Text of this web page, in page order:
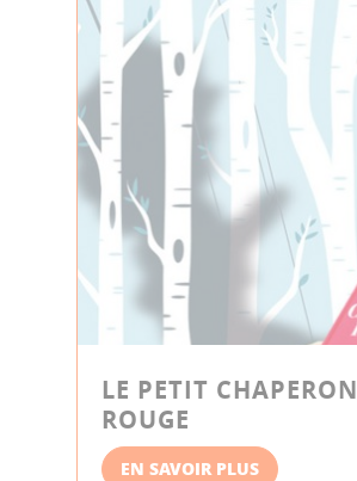
LE PETIT CHAPERON
ROUGE
EN SAVOIR PLUS